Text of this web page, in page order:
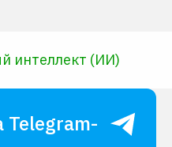
интеллект (ИИ)